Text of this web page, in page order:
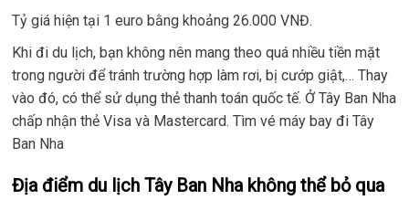
Tỷ giá hiện tại 1 euro bằng khoảng 26.000 VNĐ.
Khi đi du lịch, bạn không nên mang theo quá nhiều tiền mặt
trong người để tránh trường hợp làm rơi, bị cướp giật,… Thay
vào đó, có thể sử dụng thẻ thanh toán quốc tế. Ở Tây Ban Nha
chấp nhận thẻ Visa và Mastercard. Tìm vé máy bay đi Tây
Ban Nha
Địa điểm du lịch Tây Ban Nha không thể bỏ qua